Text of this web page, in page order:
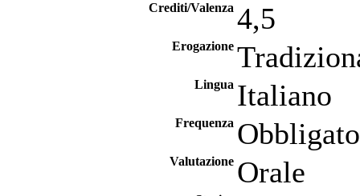
Crediti/Valenza 4,5
Erogazione
Lingua Italiano
Frequenza
Valutazione Orale